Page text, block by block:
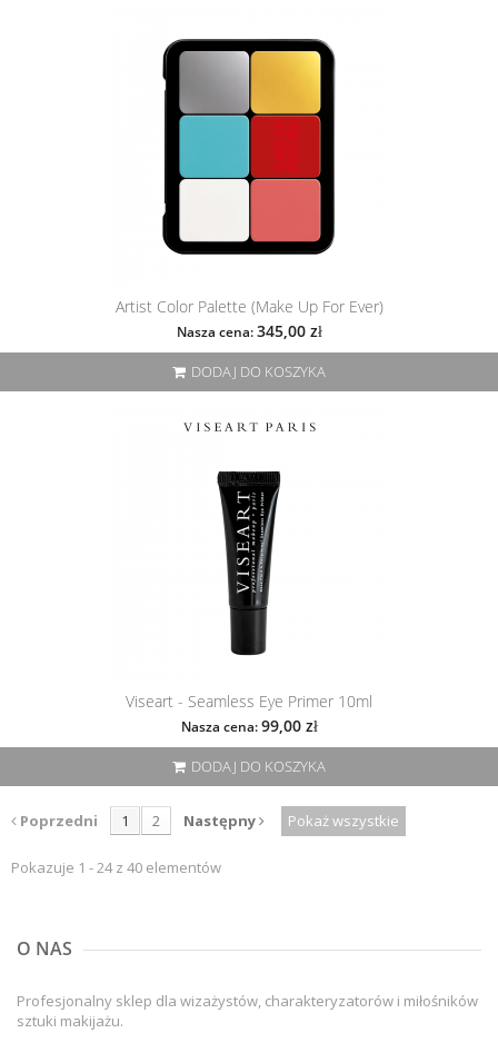
Artist Color Palette (Make Up For Ever)
Nasza cena: 345,00 zł
DODAJ DO KOSZYKA
Viseart - Seamless Eye Primer 10ml
Nasza cena: 99,00 zł
DODAJ DO KOSZYKA
Pokaż wszystkie
Poprzedni 1 2 Następny
Pokazuje 1 - 24 z 40 elementów
O NAS
Profesjonalny sklep dla wizażystów, charakteryzatorów i miłośników
sztuki makijażu.